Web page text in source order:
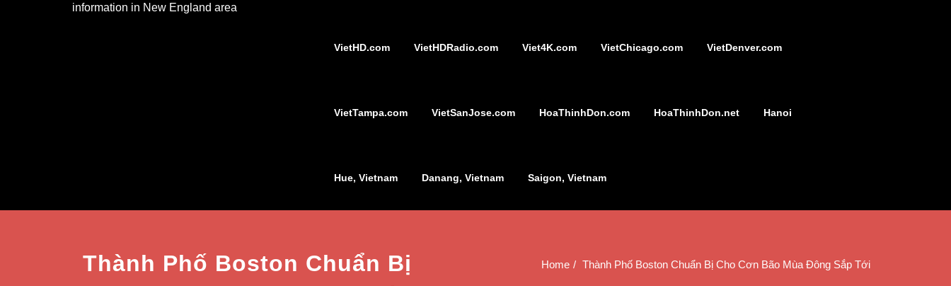
information in New England area
VietHD.com VietHDRadio.com Viet4K.com VietChicago.com VietDenver.com
VietTampa.com VietSanJose.com HoaThinhDon.com HoaThinhDon.net Hanoi
Hue, Vietnam Danang, Vietnam Saigon, Vietnam
Thành Phố Boston Chuẩn Bị
Home Thành Phố Boston Chuẩn Bị Cho Cơn Bão Mùa Đông Sắp Tới